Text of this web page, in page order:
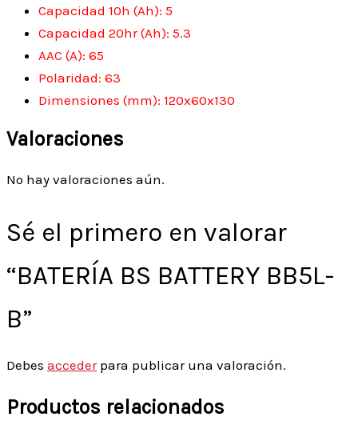
Capacidad 10h (Ah): 5
Capacidad 20hr (Ah): 5.3
AAC (A): 65
Polaridad: 63
Dimensiones (mm): 120x60x130
Valoraciones
No hay valoraciones aún.
Sé el primero en valorar
“BATERÍA BS BATTERY BB5L-
B”
Debes accederpara publicar una valoración.
Productos relacionados